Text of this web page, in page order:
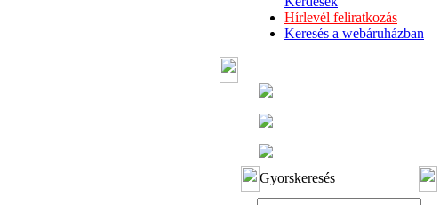
Hírlevél feliratkozás
Keresés a webáruházban
Gyorskeresés